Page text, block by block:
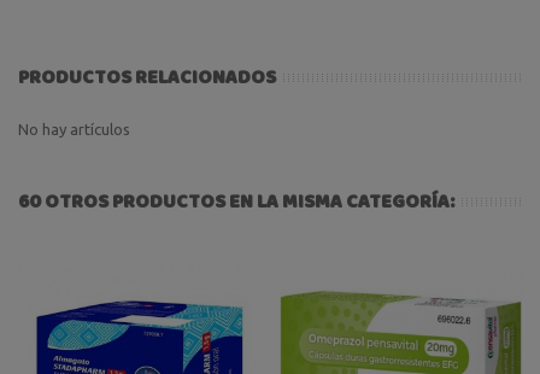
PRODUCTOS RELACIONADOS
No hay artículos
60 OTROS PRODUCTOS EN LA MISMA CATEGORÍA: